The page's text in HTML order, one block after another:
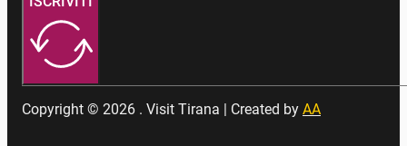
Copyright © 2026 . Visit Tirana | Created by AA